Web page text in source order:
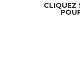
CLIQUEZ